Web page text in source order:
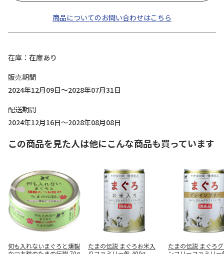
商品についてのお問い合わせはこちら
在庫
在庫あり
販売期間
2024年12月09日～2028年07月31日
配送期間
2024年12月16日～2028年08月08日
この商品を見た人は他にこんな商品も買っています
何も入れないまぐろと燻製
たまの伝説 まぐろお米入
たまの伝説 まぐろ